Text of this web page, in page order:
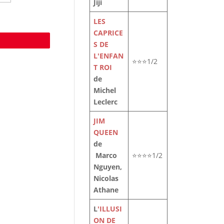
Jiji
LES
CAPRICE
S DE
L'ENFAN
T ROI
de
Michel
Leclerc
⭐⭐⭐1/2
JIM
QUEEN
de
Marco
Nguyen,
Nicolas
Athane
⭐⭐⭐⭐1/2
L'ILLUSI
ON DE